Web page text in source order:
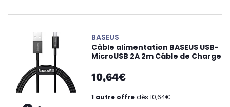
BASEUS
Câble alimentation BASEUS USB-
MicroUSB 2A 2m Câble de Charge
10,64€
1 autre offre dès 10,64€